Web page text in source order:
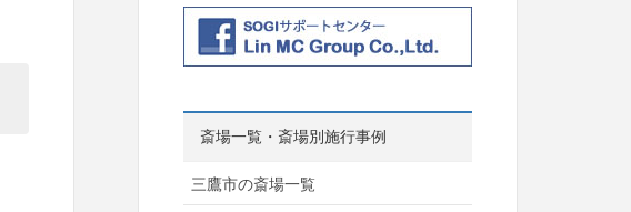
斎場一覧・斎場別施行事例
三鷹市の斎場一覧